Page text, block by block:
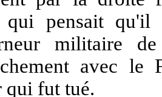
qui pensait
militaire
avec
qui fut tué.